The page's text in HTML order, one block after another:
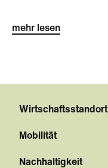
mehr lesen
Wirtschaftsstandort
Mobilität
Nachhaltigkeit